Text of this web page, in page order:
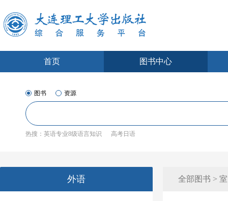
首页 图书中心
图书 资源
热搜： 英语专业8级语言知识 高考日语
外语 全部图书 >